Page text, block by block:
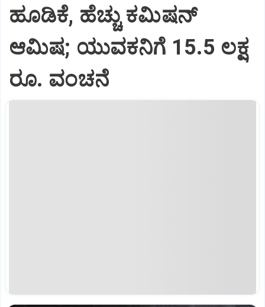
ಹೂಡಿಕೆ, ಹೆಚ್ಚು ಕಮಿಷನ್‌
ಆಮಿಷ; ಯುವಕನಿಗೆ 15.5 ಲಕ್ಷ
ರೂ. ವಂಚನೆ